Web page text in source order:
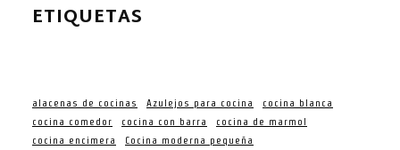
ETIQUETAS
alacenas de cocinas Azulejos para cocina
cocina blanca
cocina comedor
cocina con barra
cocina de marmol
cocina encimera
Cocina moderna pequeña